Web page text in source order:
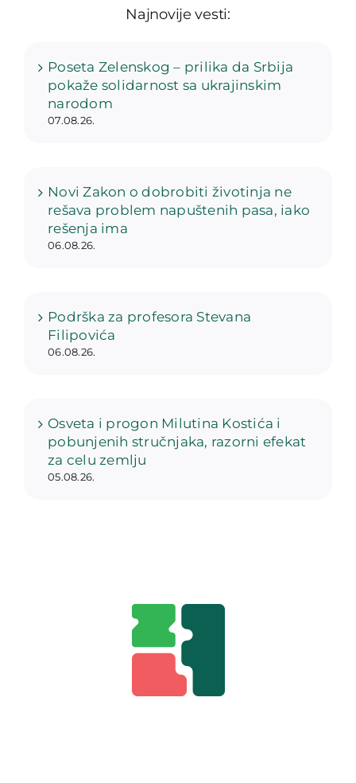
Najnovije vesti:
Poseta Zelenskog – prilika da Srbija
pokaže solidarnost sa ukrajinskim
narodom
07.08.26.
Novi Zakon o dobrobiti životinja ne
rešava problem napuštenih pasa, iako
rešenja ima
06.08.26.
Podrška za profesora Stevana
Filipovića
06.08.26.
Osveta i progon Milutina Kostića i
pobunjenih stručnjaka, razorni efekat
za celu zemlju
05.08.26.